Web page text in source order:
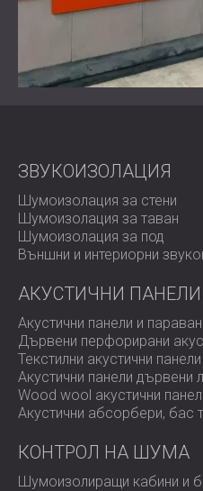
Решение
дизайн на
Решението включваше
на DECIBEL, специално
добавена дебелина от 200
на шумопотискането .
строителството за по-
Това бързо изпълнение
за предотвратяване на
ефективно разрешаване на
ЗВУКОИЗОЛАЦИЯ
Шумоизолация за стени
Шумоизолация за таван
Шумоизолация за под
Външни и интериорни
АКУСТИЧНИ ПАНЕЛИ
Акустични панели и
Дървени перфорирани
Текстилни акустични
Акустични панели дървени
Wood wool акустични
Акустични абсорбери, бас
КОНТРОЛ НА ШУМА
Шумоизолиращи кабини и